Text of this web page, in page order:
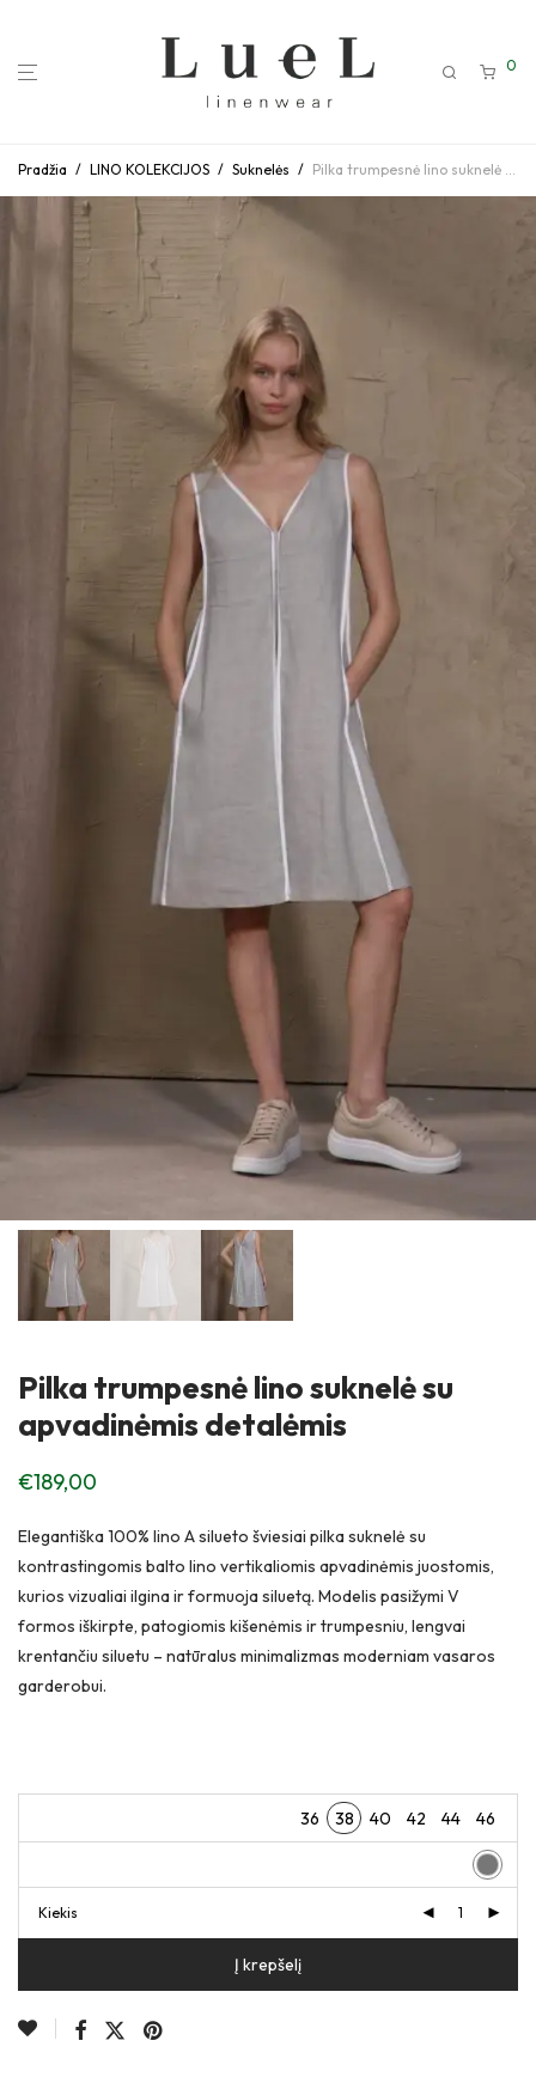
0
Pradžia / LINO KOLEKCIJOS / Suknelės / Pilka trumpesnė lino suknelė su apvadinėmis detalėmis
Pilka trumpesnė lino suknelė su
apvadinėmis detalėmis
€189,00
Elegantiška 100% lino A silueto šviesiai pilka suknelė su
kontrastingomis balto lino vertikaliomis apvadinėmis juostomis,
kurios vizualiai ilgina ir formuoja siluetą. Modelis pasižymi V
formos iškirpte, patogiomis kišenėmis ir trumpesniu, lengvai
krentančiu siluetu – natūralus minimalizmas moderniam vasaros
garderobui.
36 38 40 42 44 46
Kiekis
Į krepšelį